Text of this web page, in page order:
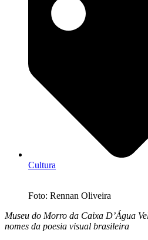
Cultura
Foto: Rennan Oliveira
Museu do Morro da Caixa D’Água
nomes da poesia visual brasileira